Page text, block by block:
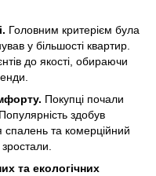
Головним критерієм була
у більшості квартир.
до якості, обираючи
Покупці почали
здобув
та комерційний
та екологічних